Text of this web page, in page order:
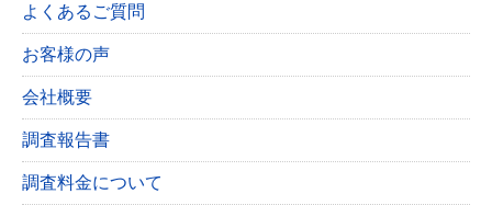
よくあるご質問
お客様の声
会社概要
調査報告書
調査料金について